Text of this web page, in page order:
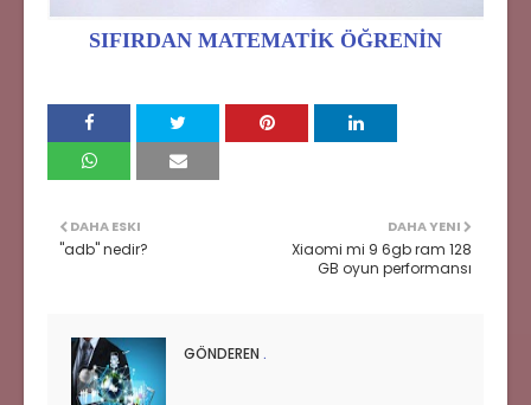
SIFIRDAN MATEMATİK ÖĞRENİN
DAHA YENI
Xiaomi mi 9 6gb ram 128
GB oyun performansı
DAHA ESKI
"adb" nedir?
GÖNDEREN .